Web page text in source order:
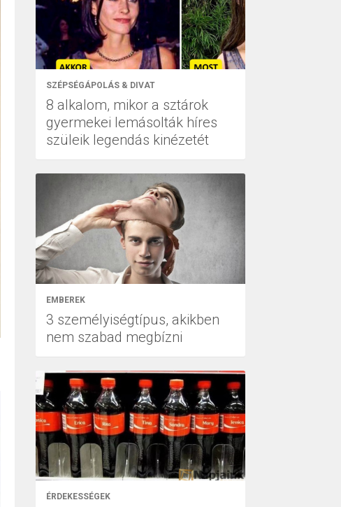
SZÉPSÉGÁPOLÁS & DIVAT
8 alkalom, mikor a sztárok
gyermekei lemásolták híres
szüleik legendás kinézetét
EMBEREK
3 személyiségtípus, akikben
nem szabad megbízni
ÉRDEKESSÉGEK